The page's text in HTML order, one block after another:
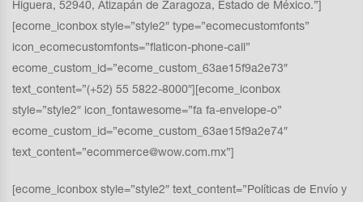
Higuera, 52940, Atizapán de Zaragoza, Estado de México.”]
[ecome_iconbox style=”style2″ type=”ecomecustomfonts”
icon_ecomecustomfonts=”flaticon-phone-call”
ecome_custom_id=”ecome_custom_63ae15f9a2e73″
text_content=”(+52) 55 5822-8000″][ecome_iconbox
style=”style2″ icon_fontawesome=”fa fa-envelope-o”
ecome_custom_id=”ecome_custom_63ae15f9a2e74″
text_content=”ecommerce@wow.com.mx”]
[ecome_iconbox style=”style2″ text_content=”Políticas de Envío y